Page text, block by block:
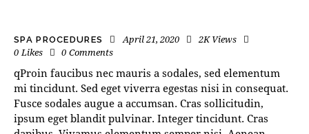
SPA PROCEDURES April 21, 2020 2K Views
0 Likes 0 Comments
qProin faucibus nec mauris a sodales, sed elementum
mi tincidunt. Sed eget viverra egestas nisi in consequat.
Fusce sodales augue a accumsan. Cras sollicitudin,
ipsum eget blandit pulvinar. Integer tincidunt. Cras